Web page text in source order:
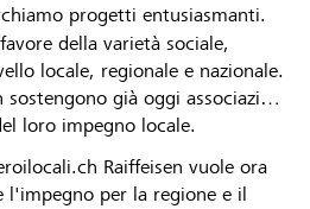
progetti entusiasmanti.
della varietà sociale,
locale, regionale e nazionale.
già oggi associazioni
loro impegno locale.
Raiffeisen vuole ora
l'impegno per la regione e il